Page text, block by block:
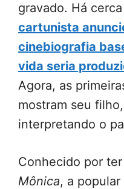
gravado. Há
cartunista
cinebiografia
vida seria
Agora, as
mostram seu
interpretando o
Conhecido por
Mônica, a